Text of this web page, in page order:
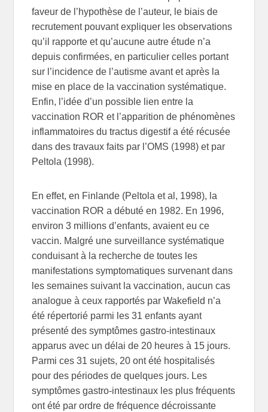
faveur de l’hypothèse de l’auteur, le biais de
recrutement pouvant expliquer les observations
qu’il rapporte et qu’aucune autre étude n’a
depuis confirmées, en particulier celles portant
sur l’incidence de l’autisme avant et après la
mise en place de la vaccination systématique.
Enfin, l’idée d’un possible lien entre la
vaccination ROR et l’apparition de phénomènes
inflammatoires du tractus digestif a été récusée
dans des travaux faits par l’OMS (1998) et par
Peltola (1998).
En effet, en Finlande (Peltola et al, 1998), la
vaccination ROR a débuté en 1982. En 1996,
environ 3 millions d’enfants, avaient eu ce
vaccin. Malgré une surveillance systématique
conduisant à la recherche de toutes les
manifestations symptomatiques survenant dans
les semaines suivant la vaccination, aucun cas
analogue à ceux rapportés par Wakefield n’a
été répertorié parmi les 31 enfants ayant
présenté des symptômes gastro-intestinaux
apparus avec un délai de 20 heures à 15 jours.
Parmi ces 31 sujets, 20 ont été hospitalisés
pour des périodes de quelques jours. Les
symptômes gastro-intestinaux les plus fréquents
ont été par ordre de fréquence décroissante